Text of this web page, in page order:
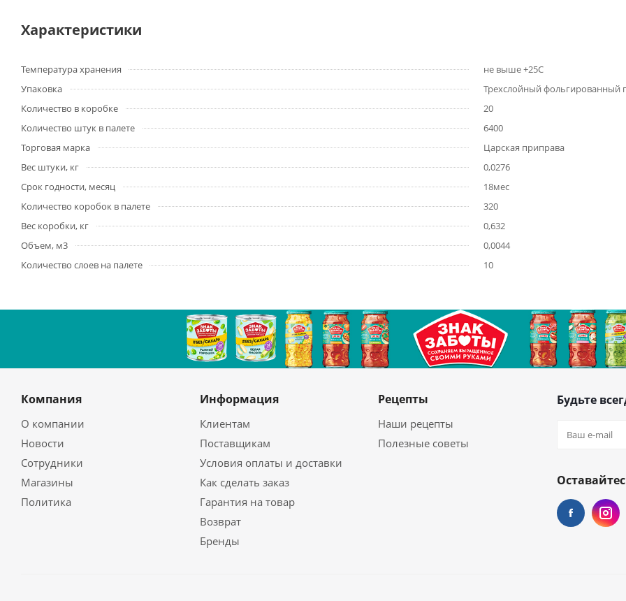
Характеристики
Температура хранения
не выше +25С
Упаковка
Трехслойный фольгированный
Количество в коробке
20
Количество штук в палете
6400
Торговая марка
Царская приправа
Вес штуки, кг
0,0276
Срок годности, месяц
18мес
Количество коробок в палете
320
Вес коробки, кг
0,632
Объем, м3
0,0044
Количество слоев на палете
10
Компания
О компании
Новости
Сотрудники
Магазины
Политика
Информация
Клиентам
Поставщикам
Условия оплаты и доставки
Как сделать заказ
Гарантия на товар
Возврат
Бренды
Рецепты
Наши рецепты
Полезные советы
Будьте